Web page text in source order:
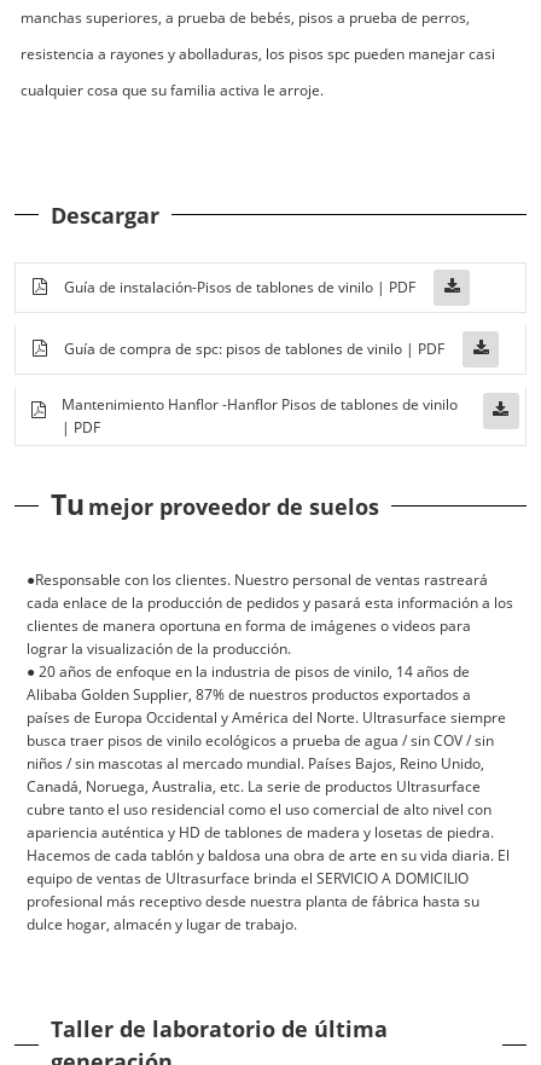
manchas superiores, a prueba de bebés, pisos a prueba de perros,
resistencia a rayones y abolladuras, los pisos spc pueden manejar casi
cualquier cosa que su familia activa le arroje.
Descargar
Guía de instalación-Pisos de tablones de vinilo | PDF
Guía de compra de spc: pisos de tablones de vinilo | PDF
Mantenimiento Hanflor -Hanflor Pisos de tablones de vinilo
| PDF
Tu mejor proveedor de suelos
●Responsable con los clientes. Nuestro personal de ventas rastreará
cada enlace de la producción de pedidos y pasará esta información a los
clientes de manera oportuna en forma de imágenes o videos para
lograr la visualización de la producción.
● 20 años de enfoque en la industria de pisos de vinilo, 14 años de
Alibaba Golden Supplier, 87% de nuestros productos exportados a
países de Europa Occidental y América del Norte. Ultrasurface siempre
busca traer pisos de vinilo ecológicos a prueba de agua / sin COV / sin
niños / sin mascotas al mercado mundial. Países Bajos, Reino Unido,
Canadá, Noruega, Australia, etc. La serie de productos Ultrasurface
cubre tanto el uso residencial como el uso comercial de alto nivel con
apariencia auténtica y HD de tablones de madera y losetas de piedra.
Hacemos de cada tablón y baldosa una obra de arte en su vida diaria. El
equipo de ventas de Ultrasurface brinda el SERVICIO A DOMICILIO
profesional más receptivo desde nuestra planta de fábrica hasta su
dulce hogar, almacén y lugar de trabajo.
Taller de laboratorio de última